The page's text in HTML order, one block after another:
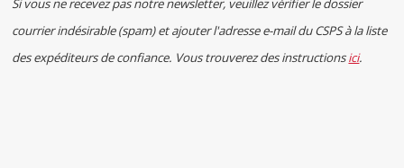
courrier indésirable (spam) et ajouter l'adresse e-mail du CSPS à la liste
des expéditeurs de confiance. Vous trouverez des instructionsici.